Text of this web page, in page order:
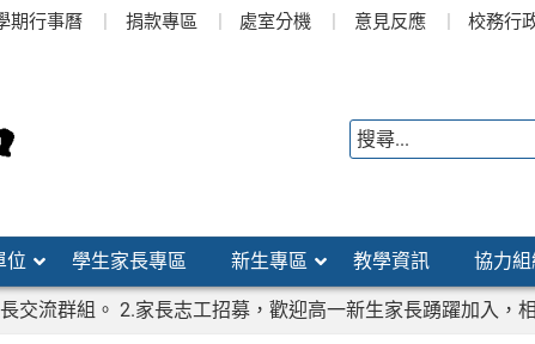
期行事曆 捐款專區 處室分機 意見反應 校務行
位 學生家長專區 新生專區 教學資訊 協力
交流群組。 2.家長志工招募，歡迎高一新生家長踴躍加入，